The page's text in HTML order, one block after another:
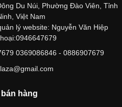
Du Núi, Phường Đào Viên, Tỉnh
Việt Nam
lý website: Nguyễn Văn Hiệp
0369086846 - 0886907679
bán hàng